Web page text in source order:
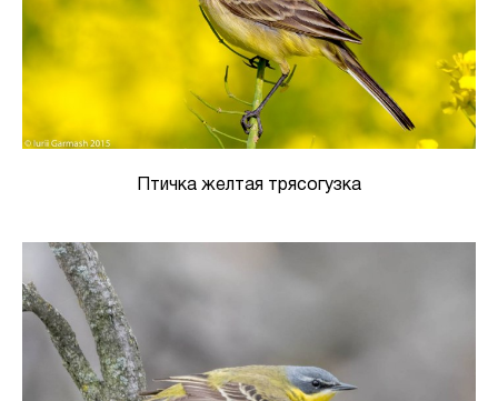
Птичка желтая трясогузка